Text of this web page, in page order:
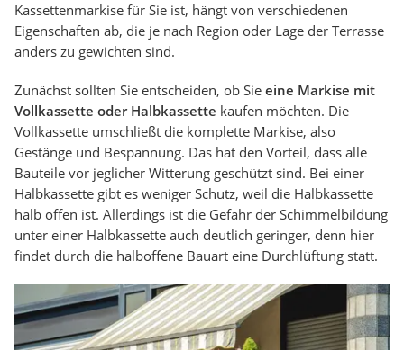
Kassettenmarkise für Sie ist, hängt von verschiedenen
Eigenschaften ab, die je nach Region oder Lage der Terrasse
anders zu gewichten sind.
Zunächst sollten Sie entscheiden, ob Sie eine Markise mit
Vollkassette oder Halbkassette kaufen möchten. Die
Vollkassette umschließt die komplette Markise, also
Gestänge und Bespannung. Das hat den Vorteil, dass alle
Bauteile vor jeglicher Witterung geschützt sind. Bei einer
Halbkassette gibt es weniger Schutz, weil die Halbkassette
halb offen ist. Allerdings ist die Gefahr der Schimmelbildung
unter einer Halbkassette auch deutlich geringer, denn hier
findet durch die halboffene Bauart eine Durchlüftung statt.